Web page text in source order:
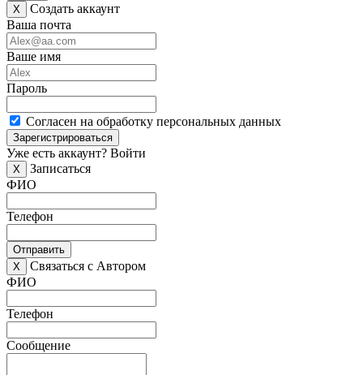
X
Создать аккаунт
Ваша почта
Ваше имя
Пароль
Согласен на обработку персональных данных
Зарегистрироваться
Уже есть аккаунт? Войти
X
Записаться
ФИО
Телефон
Отправить
X
Связаться с Автором
ФИО
Телефон
Сообщение